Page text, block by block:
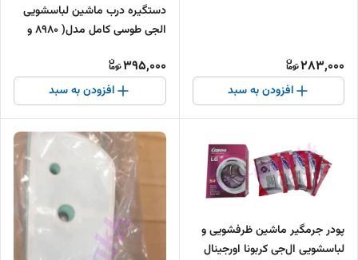
283,000
افزودن به سبد
دستگیره درب ماشین لباسشویی
الجی طوسی کامل مدل( ۸۹۸۰ و
395,000
افزودن به سبد
پودر جرمگیر ماشین ظرفشویی و
لباسشویی ال‌جی کربونا اورجینال